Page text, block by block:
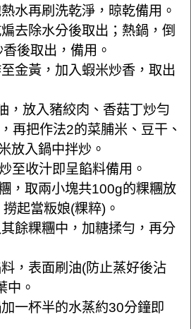
水再刷洗乾淨，晾乾備用。
去除水分後取出；熱鍋，倒
後取出，備用。
金黃，加入蝦米炒香，取出
，放入豬絞肉、香菇丁炒勻
再把作法2的菜脯米、豆干、
放入鍋中拌炒。
至收汁即呈餡料備用。
，取兩小塊共100g的粿糰放
起當粄娘(粿粹)。
餘粿糰中，加糖揉勻，再分
，表面刷油(防止蒸好後沾
中。
一杯半的水蒸約30分鐘即